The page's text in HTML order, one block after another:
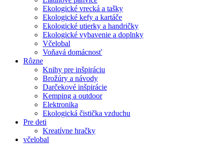
Ekologické vrecká a tašky
Ekologické kefy a kartáče
Ekologické utierky a handričky
Ekologické vybavenie a doplnky
Včelobal
Voňavá domácnosť
Rôzne
Knihy pre inšpiráciu
Brožúry a návody
Darčekové inšpirácie
Kemping a outdoor
Elektronika
Ekologická čistička vzduchu
Pre deti
Kreatívne hračky
včelobal